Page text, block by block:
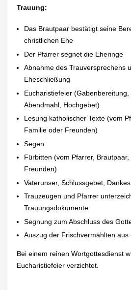
Trauung:
Das Brautpaar bestätigt seine
christlichen Ehe
Der Pfarrer segnet die Eheringe
Abnahme des Trauversprechens
Eheschließung
Eucharistiefeier (Gabenbereitung,
Abendmahl, Hochgebet)
Lesung katholischer Texte (vom
Familie oder Freunden)
Segen
Fürbitten (vom Pfarrer,
Freunden)
Vaterunser, Schlussgebet,
Trauzeugen und Pfarrer
Trauungsdokumente
Segnung zum Abschluss des
Auszug der Frischvermählten aus
Bei einem reinen Wortgottesdienst
Eucharistiefeier verzichtet.